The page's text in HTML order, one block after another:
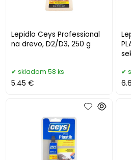
Lepidlo Ceys Professional
na drevo, D2/D3, 250 g
skladom 58 ks
5.45 €